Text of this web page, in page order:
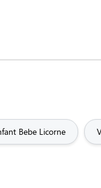
Bebe Licorne